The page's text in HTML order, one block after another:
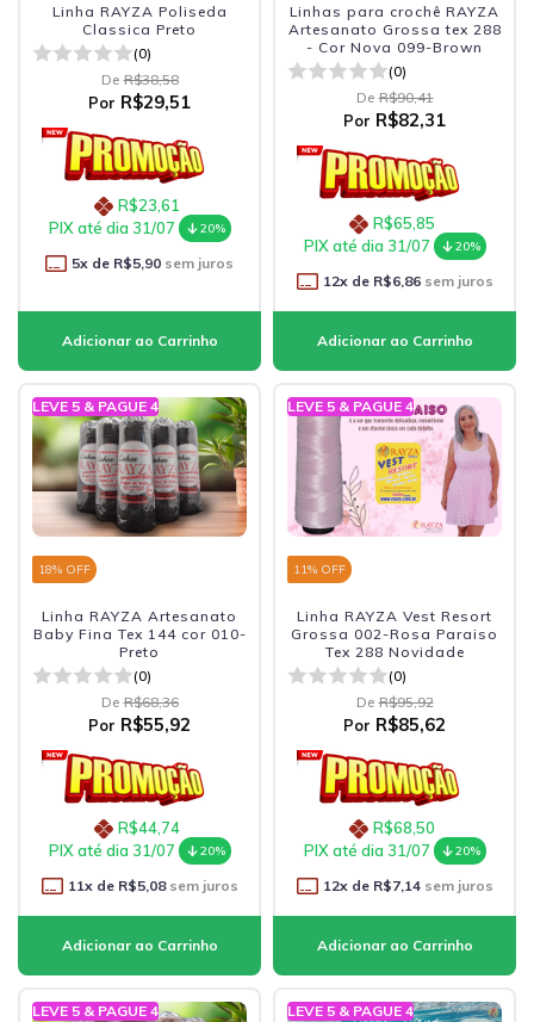
Linha RAYZA Poliseda
Classica Preto
(0)
De R$38,58
Por R$29,51
R$23,61
PIX até dia 31/07
20%
5x de R$5,90 sem juros
Linhas para crochê RAYZA
Artesanato Grossa tex 288
- Cor Nova 099-Brown
(0)
De R$90,41
Por R$82,31
R$65,85
PIX até dia 31/07
20%
12x de R$6,86sem juros
LEVE 5 & PAGUE 4
18% OFF
Linha RAYZA Artesanato
Baby Fina Tex 144 cor 010-
Preto
(0)
De R$68,36
Por R$55,92
R$44,74
PIX até dia 31/07
20%
11x de R$5,08sem juros
LEVE 5 & PAGUE 4
11% OFF
Linha RAYZA Vest Resort
Grossa 002-Rosa Paraiso
Tex 288 Novidade
(0)
De R$95,92
Por R$85,62
R$68,50
PIX até dia 31/07
20%
12x de R$7,14sem juros
LEVE 5 & PAGUE 4 LEVE 5 & PAGUE 4